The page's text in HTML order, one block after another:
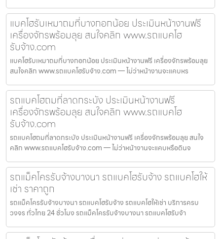
แบคโฮรับเหมาถมที่บางกอกน้อย ประเมินหน้างานฟรี
เครื่องจักรพร้อมลุย สนใจคลิก www.รถแบคโฮ
รับจ้าง.com
แบคโฮรับเหมาถมที่บางกอกน้อย ประเมินหน้างานฟรี เครื่องจักรพร้อมลุย
สนใจคลิก www.รถแบคโฮรับจ้าง.com — ไม่ว่าหน้างานจะแคบหร
รถแบคโฮถมที่ลาดกระบัง ประเมินหน้างานฟรี
เครื่องจักรพร้อมลุย สนใจคลิก www.รถแบคโฮ
รับจ้าง.com
รถแบคโฮถมที่ลาดกระบัง ประเมินหน้างานฟรี เครื่องจักรพร้อมลุย สนใจ
คลิก www.รถแบคโฮรับจ้าง.com — ไม่ว่าหน้างานจะแคบหรือดินจ
รถแม็คโครรับจ้างบางนา รถแบคโฮรับจ้าง รถแบคโฮให้
เช่า ราคาถูก
รถแม็คโครรับจ้างบางนา รถแบคโฮรับจ้าง รถแบคโฮให้เช่า บริการครบ
วงจร ทั่วไทย 24 ชั่วโมง รถแม็คโครรับจ้างบางนา รถแบคโฮรับจ้า